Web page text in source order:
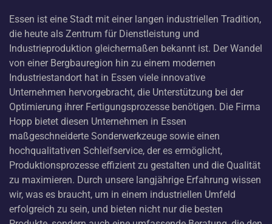
Essen ist eine Stadt mit einer langen industriellen Tradition,
die heute als Zentrum für Dienstleistung und
Industrieproduktion gleichermaßen bekannt ist. Der Wandel
von einer Bergbauregion hin zu einem modernen
Industriestandort hat in Essen viele innovative
Unternehmen hervorgebracht, die Unterstützung bei der
Optimierung ihrer Fertigungsprozesse benötigen. Die Firma
Hopp bietet diesen Unternehmen in Essen
maßgeschneiderte Sonderwerkzeuge sowie einen
hochqualitativen Schleifservice, der es ermöglicht,
Produktionsprozesse effizient zu gestalten und die Qualität
zu maximieren. Durch unsere langjährige Erfahrung wissen
wir, was es braucht, um in einem industriellen Umfeld
erfolgreich zu sein, und bieten nicht nur die besten